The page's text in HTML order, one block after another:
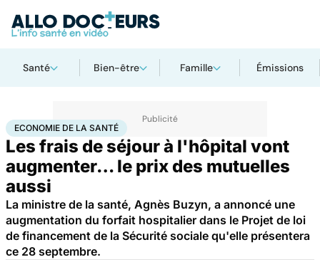
Santé Bien-être Famille Émissions
AccueilSantéSociétéÉconomie Economie de la santé
ECONOMIE DE LA SANTÉ
Les frais de séjour à l'hôpital vont
augmenter… le prix des mutuelles
aussi
La ministre de la santé, Agnès Buzyn, a annoncé une
augmentation du forfait hospitalier dans le Projet de loi
de financement de la Sécurité sociale qu'elle présentera
ce 28 septembre.